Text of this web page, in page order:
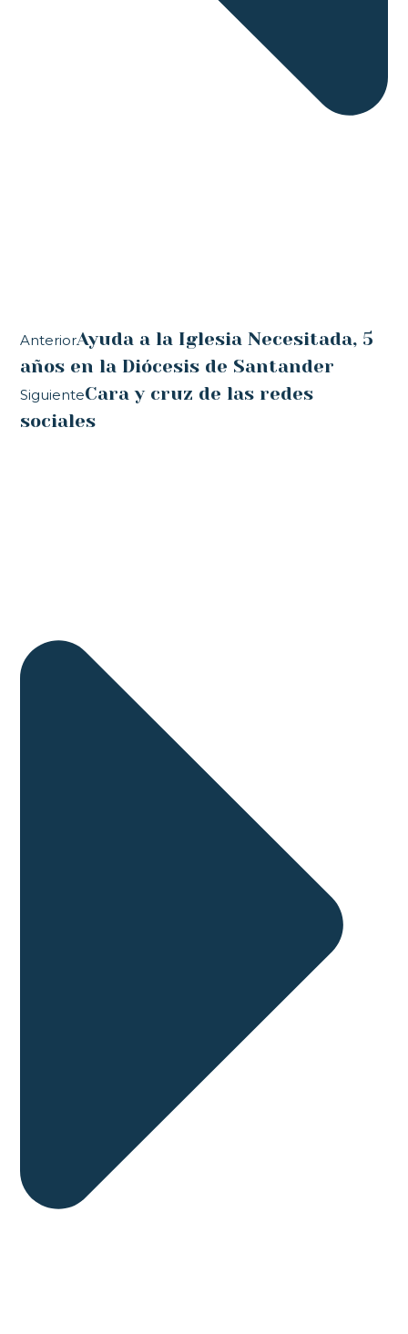
AnteriorAyuda a la Iglesia Necesitada, 5
años en la Diócesis de Santander
SiguienteCara y cruz de las redes
sociales